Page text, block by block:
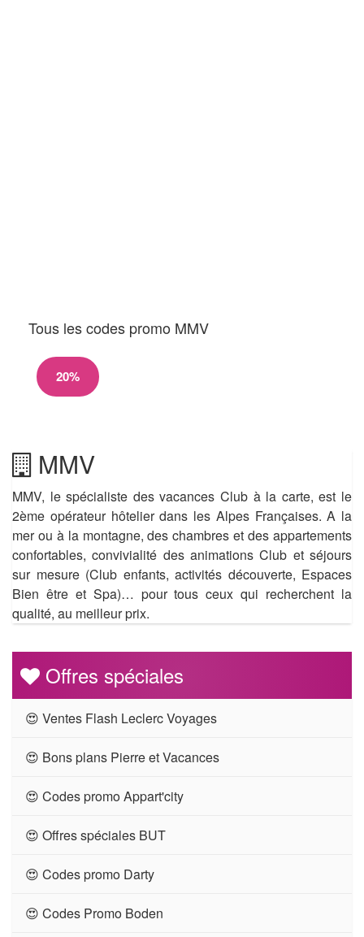
Tous les codes promo MMV
20%
MMV
MMV, le spécialiste des vacances Club à la carte, est le
2ème opérateur hôtelier dans les Alpes Françaises. A la
mer ou à la montagne, des chambres et des appartements
confortables, convivialité des animations Club et séjours
sur mesure (Club enfants, activités découverte, Espaces
Bien être et Spa)… pour tous ceux qui recherchent la
qualité, au meilleur prix.
Offres spéciales
😍 Ventes Flash Leclerc Voyages
😍 Bons plans Pierre et Vacances
😍 Codes promo Appart'city
😍 Offres spéciales BUT
😍 Codes promo Darty
😍 Codes Promo Boden